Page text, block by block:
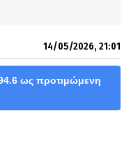
14/05/2026, 21:01
ως προτιμώμενη